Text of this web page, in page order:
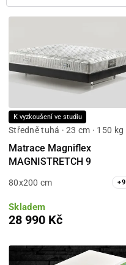
K vyzkoušení ve studiu
Středně tuhá · 23 cm · 150 kg
Matrace Magniflex
MAGNISTRETCH 9
80x200 cm +9
Skladem
28 990 Kč